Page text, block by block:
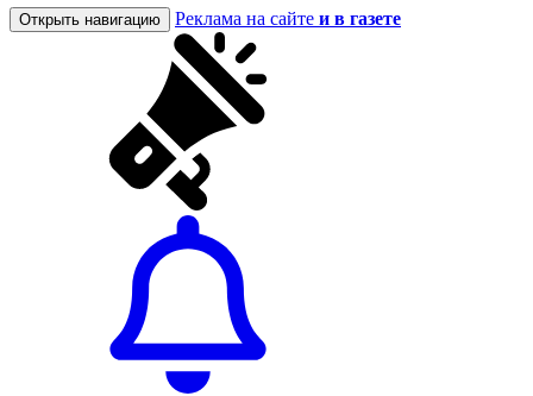
Открыть навигацию Реклама на сайте и в газете